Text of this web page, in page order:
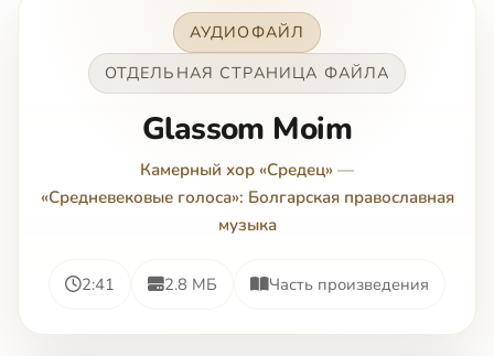
АУДИОФАЙЛ
ОТДЕЛЬНАЯ СТРАНИЦА ФАЙЛА
Glassom Moim
Камерный хор «Средец» —
«Средневековые голоса»: Болгарская православная
музыка
2:41 2.8 МБ Часть произведения